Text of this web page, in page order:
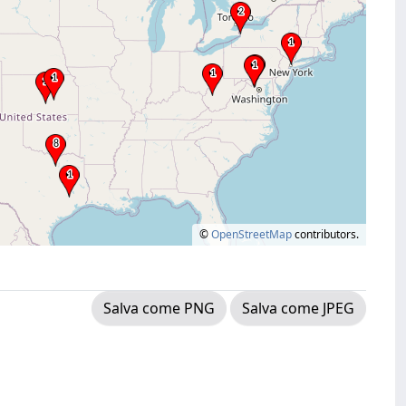
©OpenStreetMapcontributors.
Salva come PNG Salva come JPEG